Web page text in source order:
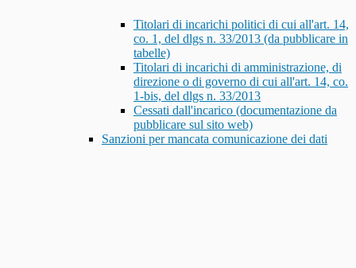
Titolari di incarichi politici di cui all'art. 14,
co. 1, del dlgs n. 33/2013 (da pubblicare in
tabelle)
Titolari di incarichi di amministrazione, di
direzione o di governo di cui all'art. 14, co.
1-bis, del dlgs n. 33/2013
Cessati dall'incarico (documentazione da
pubblicare sul sito web)
Sanzioni per mancata comunicazione dei dati